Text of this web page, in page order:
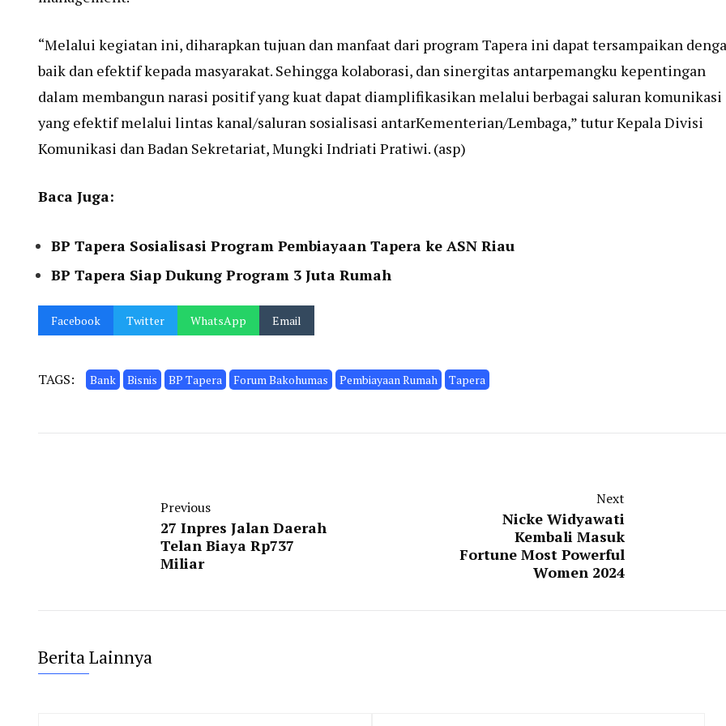
“Melalui kegiatan ini, diharapkan tujuan dan manfaat dari program Tapera ini dapat tersampaikan
baik dan efektif kepada masyarakat. Sehingga kolaborasi, dan sinergitas antarpemangku kepentingan
dalam membangun narasi positif yang kuat dapat diamplifikasikan melalui berbagai saluran komunikasi
yang efektif melalui lintas kanal/saluran sosialisasi antarKementerian/Lembaga,” tutur Kepala Divisi
Komunikasi dan Badan Sekretariat, Mungki Indriati Pratiwi. (asp)
Baca Juga:
BP Tapera Sosialisasi Program Pembiayaan Tapera ke ASN Riau
BP Tapera Siap Dukung Program 3 Juta Rumah
Facebook Twitter WhatsApp Email
TAGS: Bank Bisnis BP Tapera Forum Bakohumas Pembiayaan Rumah Tapera
Previous
27 Inpres Jalan Daerah
Telan Biaya Rp737
Miliar
Next
Nicke Widyawati
Kembali Masuk
Fortune Most Powerful
Women 2024
Berita Lainnya